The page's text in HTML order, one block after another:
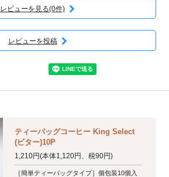
レビューを見る(0件)
レビューを投稿
ティーバッグコーヒー King Select
(ビター)10P
1,210円(本体1,120円、税90円)
［簡単ティーバッグタイプ］個包装10個入